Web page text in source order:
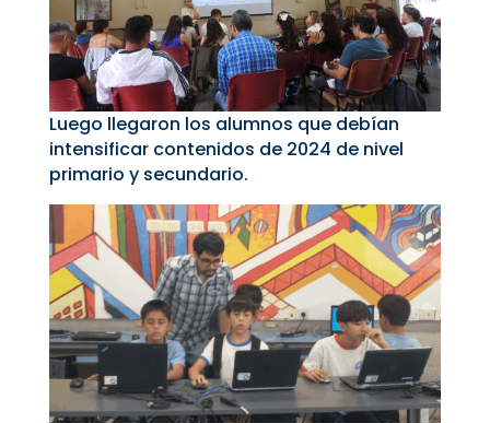
Luego llegaron los alumnos que debían
intensificar contenidos de 2024 de nivel
primario y secundario.